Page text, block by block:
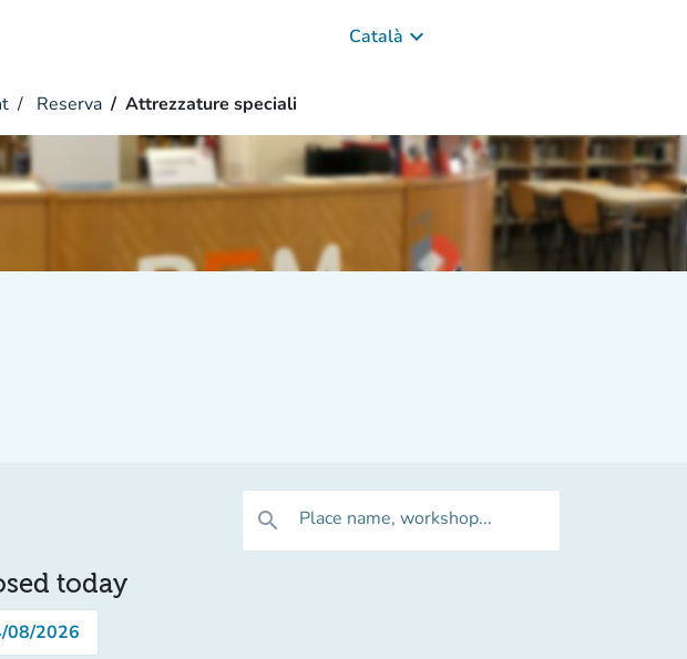
Català keyboard_arrow_down
Reserva Attrezzature speciali
search Place name, workshop...
today
08/2026